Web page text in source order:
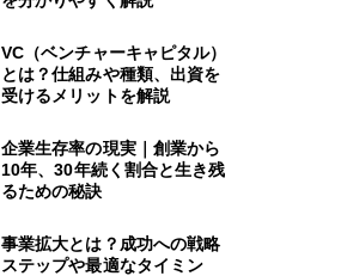
VC（ベンチャーキャピタル）
とは？仕組みや種類、出資を
受けるメリットを解説
企業生存率の現実｜創業から
10年、30年続く割合と生き残
るための秘訣
事業拡大とは？成功への戦略
ステップや最適なタイミン